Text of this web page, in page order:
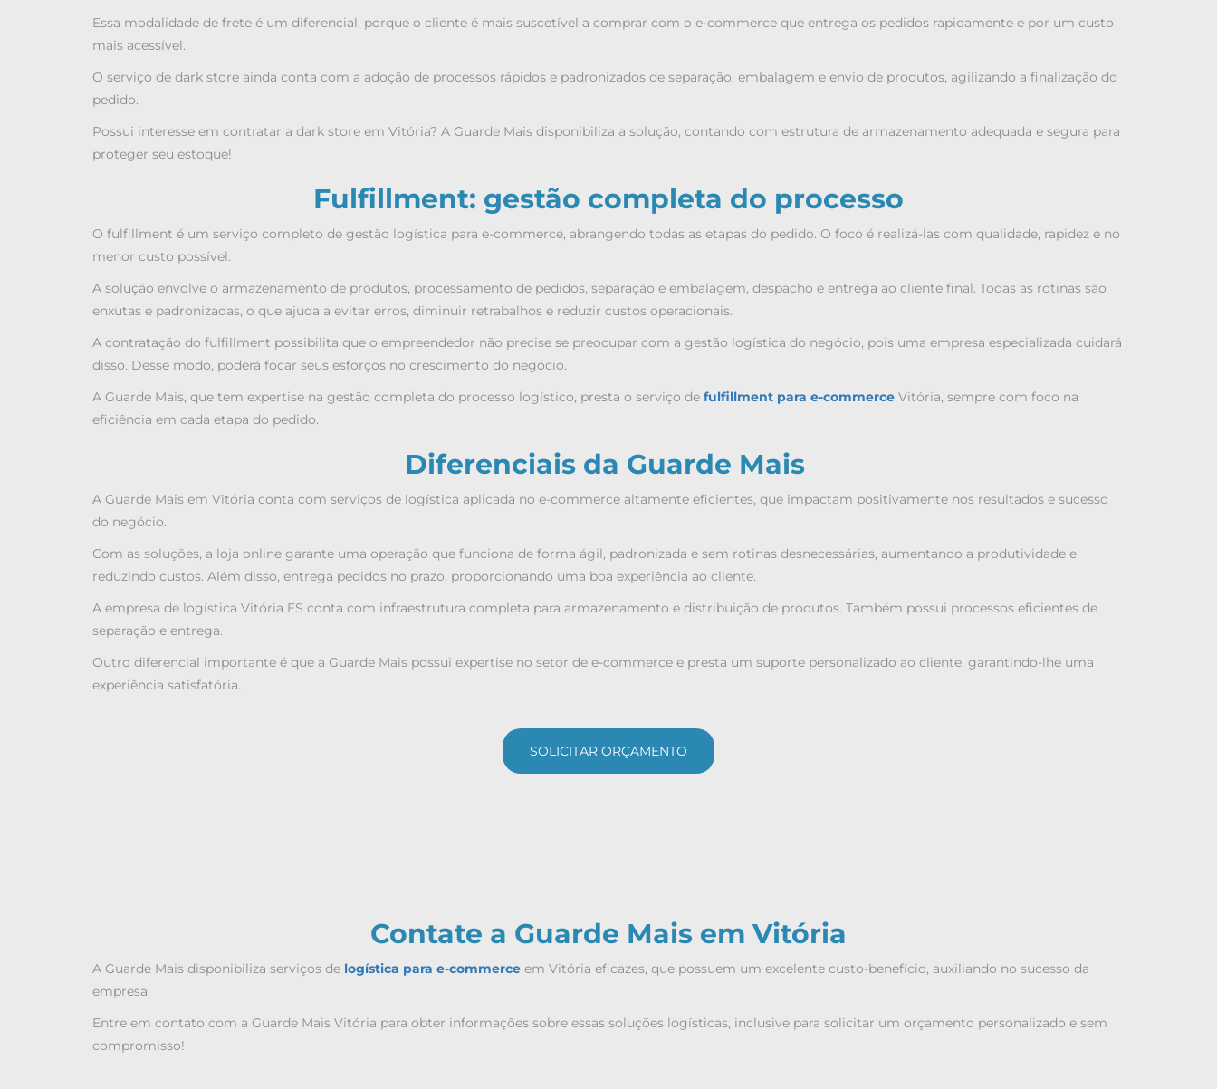
Essa modalidade de frete é um diferencial, porque o cliente é mais suscetível a comprar com o e-commerce que entrega os pedidos rapidamente e por um custo
mais acessível.
O serviço de dark store ainda conta com a adoção de processos rápidos e padronizados de separação, embalagem e envio de produtos, agilizando a finalização do
pedido.
Possui interesse em contratar a dark store em Vitória? A Guarde Mais disponibiliza a solução, contando com estrutura de armazenamento adequada e segura para
proteger seu estoque!
Fulfillment: gestão completa do processo
O fulfillment é um serviço completo de gestão logística para e-commerce, abrangendo todas as etapas do pedido. O foco é realizá-las com qualidade, rapidez e no
menor custo possível.
A solução envolve o armazenamento de produtos, processamento de pedidos, separação e embalagem, despacho e entrega ao cliente final. Todas as rotinas são
enxutas e padronizadas, o que ajuda a evitar erros, diminuir retrabalhos e reduzir custos operacionais.
A contratação do fulfillment possibilita que o empreendedor não precise se preocupar com a gestão logística do negócio, pois uma empresa especializada cuidará
disso. Desse modo, poderá focar seus esforços no crescimento do negócio.
A Guarde Mais, que tem expertise na gestão completa do processo logístico, presta o serviço de fulfillment para e-commerce Vitória, sempre com foco na
eficiência em cada etapa do pedido.
Diferenciais da Guarde Mais
A Guarde Mais em Vitória conta com serviços de logística aplicada no e-commerce altamente eficientes, que impactam positivamente nos resultados e sucesso
do negócio.
Com as soluções, a loja online garante uma operação que funciona de forma ágil, padronizada e sem rotinas desnecessárias, aumentando a produtividade e
reduzindo custos. Além disso, entrega pedidos no prazo, proporcionando uma boa experiência ao cliente.
A empresa de logística Vitória ES conta com infraestrutura completa para armazenamento e distribuição de produtos. Também possui processos eficientes de
separação e entrega.
Outro diferencial importante é que a Guarde Mais possui expertise no setor de e-commerce e presta um suporte personalizado ao cliente, garantindo-lhe uma
experiência satisfatória.
SOLICITAR ORÇAMENTO
Contate a Guarde Mais em Vitória
A Guarde Mais disponibiliza serviços de logística para e-commerce em Vitória eficazes, que possuem um excelente custo-benefício, auxiliando no sucesso da
empresa.
Entre em contato com a Guarde Mais Vitória para obter informações sobre essas soluções logísticas, inclusive para solicitar um orçamento personalizado e sem
compromisso!